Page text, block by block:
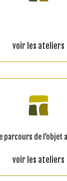
voir les ateliers
parcours de l’objet
voir les ateliers